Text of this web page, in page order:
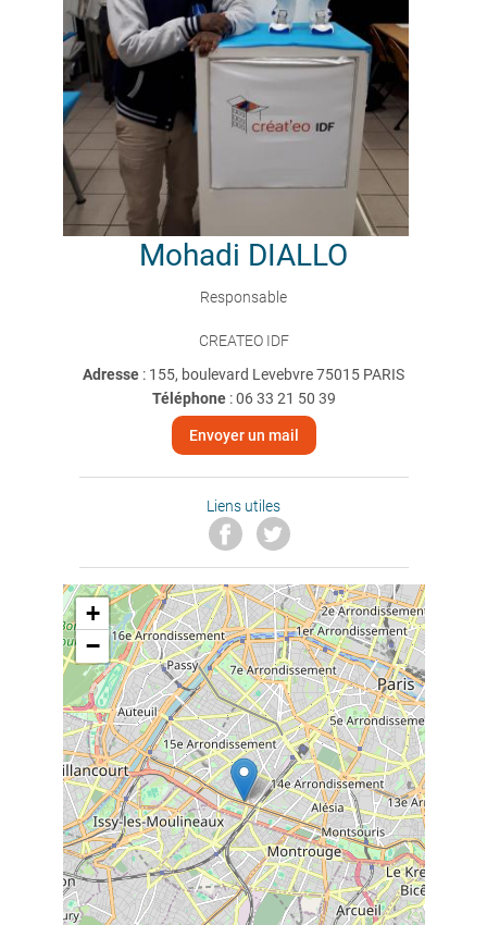
Mohadi DIALLO
Responsable
CREATEO IDF
Adresse : 155, boulevard Levebvre 75015 PARIS
Téléphone:06 33 21 50 39
Envoyer un mail
Liens utiles
+
−